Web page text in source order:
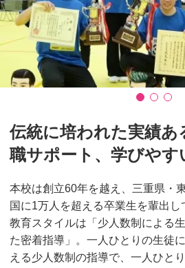
伝統に培われた実績あ
職サポート、学びやす
本校は創立60年を越え、三重県・
国に1万人を超える卒業生を輩出し
教育スタイルは「少人数制による
た密着指導」。一人ひとりの生徒
える少人数制の指導で、一人ひと